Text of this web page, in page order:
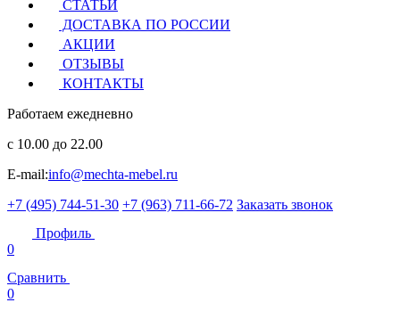
СТАТЬИ
ДОСТАВКА ПО РОССИИ
АКЦИИ
ОТЗЫВЫ
КОНТАКТЫ
Работаем ежедневно
с 10.00 до 22.00
E-mail:info@mechta-mebel.ru
+7 (495) 744-51-30 +7 (963) 711-66-72 Заказать звонок
Профиль
0
Сравнить
0